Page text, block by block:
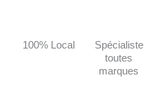
100% Local
Spécialiste
toutes
marques